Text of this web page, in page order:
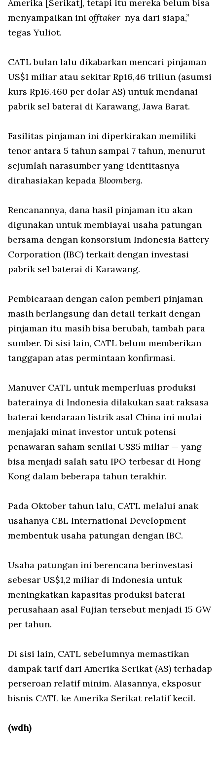
Amerika [Serikat], tetapi itu mereka belum bisa
menyampaikan ini offtaker-nya dari siapa,”
tegas Yuliot.
CATL bulan lalu dikabarkan mencari pinjaman
US$1 miliar atau sekitar Rp16,46 triliun (asumsi
kurs Rp16.460 per dolar AS) untuk mendanai
pabrik sel baterai di Karawang, Jawa Barat.
Fasilitas pinjaman ini diperkirakan memiliki
tenor antara 5 tahun sampai 7 tahun, menurut
sejumlah narasumber yang identitasnya
dirahasiakan kepada Bloomberg.
Rencanannya, dana hasil pinjaman itu akan
digunakan untuk membiayai usaha patungan
bersama dengan konsorsium Indonesia Battery
Corporation (IBC) terkait dengan investasi
pabrik sel baterai di Karawang.
Pembicaraan dengan calon pemberi pinjaman
masih berlangsung dan detail terkait dengan
pinjaman itu masih bisa berubah, tambah para
sumber. Di sisi lain, CATL belum memberikan
tanggapan atas permintaan konfirmasi.
Manuver CATL untuk memperluas produksi
baterainya di Indonesia dilakukan saat raksasa
baterai kendaraan listrik asal China ini mulai
menjajaki minat investor untuk potensi
penawaran saham senilai US$5 miliar — yang
bisa menjadi salah satu IPO terbesar di Hong
Kong dalam beberapa tahun terakhir.
Pada Oktober tahun lalu, CATL melalui anak
usahanya CBL International Development
membentuk usaha patungan dengan IBC.
Usaha patungan ini berencana berinvestasi
sebesar US$1,2 miliar di Indonesia untuk
meningkatkan kapasitas produksi baterai
perusahaan asal Fujian tersebut menjadi 15 GW
per tahun.
Di sisi lain, CATL sebelumnya memastikan
dampak tarif dari Amerika Serikat (AS) terhadap
perseroan relatif minim. Alasannya, eksposur
bisnis CATL ke Amerika Serikat relatif kecil.
(wdh)